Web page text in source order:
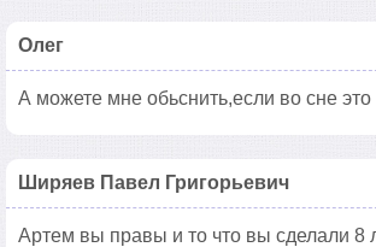
Олег
А можете мне обьснить,если во сне
Ширяев Павел Григорьевич
Артем вы правы и то что вы сделали 8